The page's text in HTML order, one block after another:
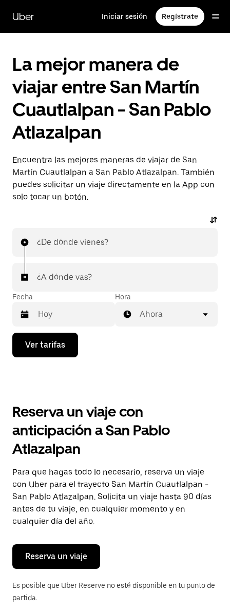
contenido
principal
Uber Iniciar sesión Regístrate
La mejor manera de
viajar entre San Martín
Cuautlalpan - San Pablo
Atlazalpan
Encuentra las mejores maneras de viajar de San
Martín Cuautlalpan a San Pablo Atlazalpan. También
puedes solicitar un viaje directamente en la App con
solo tocar un botón.
¿De dónde vienes?
¿A dónde vas?
Fecha
Presiona
flecha
el
y
selecciona
una
Presiona
la
tecla Esc
para
cerrar
el
calendario.
Hora
Ahora
Ver tarifas
Reserva un viaje con
anticipación a San Pablo
Atlazalpan
Para que hagas todo lo necesario, reserva un viaje
con Uber para el trayecto San Martín Cuautlalpan -
San Pablo Atlazalpan. Solicita un viaje hasta 90 días
antes de tu viaje, en cualquier momento y en
cualquier día del año.
Reserva un viaje
Es posible que Uber Reserve no esté disponible en tu punto de
partida.